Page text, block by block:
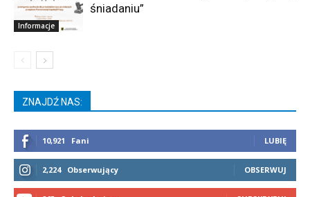
Informacje
śniadaniu”
ZNAJDŹ NAS:
10,921 Fani LUBIĘ
2,224 Obserwujący OBSERWUJ